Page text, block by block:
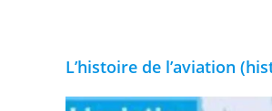
L’histoire de l’aviation